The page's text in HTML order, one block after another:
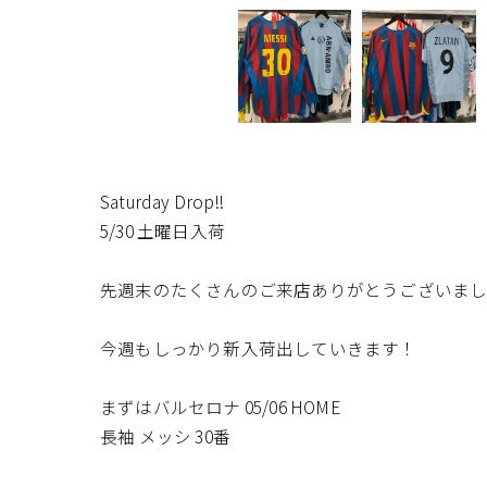
Saturday Drop!!
5/30 土曜日入荷
先週末のたくさんのご来店ありがとうございま
今週もしっかり新入荷出していきます！
まずはバルセロナ 05/06 HOME
長袖 メッシ 30番